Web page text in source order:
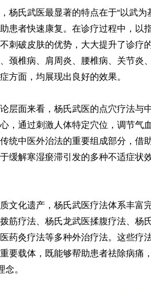
氏武医最显著的特点在于“以武为
患者快速康复。在诊疗过程中，以
刺破皮肤的优势，大大提升了诊疗
颈椎病、肩周炎、腰椎病、关节炎
方面，均展现出良好的效果。
面来看，杨氏武医的点穴疗法与
，通过刺激人体特定穴位，调节气
统中医外治法的重要组成部分，借
缓解寒湿瘀滞引发的多种不适症状
化遗产，杨氏武医疗法体系丰富
筋疗法、杨氏龙武医揉腹疗法、杨
药灸疗法等多种外治疗法。这些疗
要载体，既能够帮助患者祛除病痛
念。